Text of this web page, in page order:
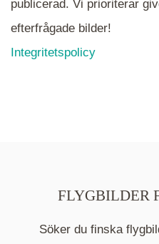
Mappen är en
publicerad. Vi prioriterar
efterfrågade bilder!
Integritetspolicy
FLYGBILDER
Söker du finska